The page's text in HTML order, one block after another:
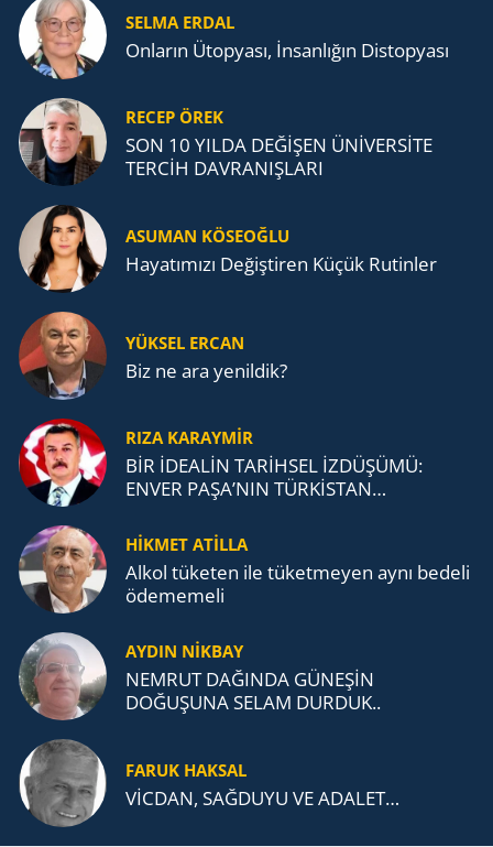
SELMA ERDAL
Onların Ütopyası, İnsanlığın Distopyası
RECEP ÖREK
SON 10 YILDA DEĞİŞEN ÜNİVERSİTE
TERCİH DAVRANIŞLARI
ASUMAN KÖSEOĞLU
Ha­ya­tı­mı­zı De­ğiş­ti­ren Küçük Ru­tin­ler
YÜKSEL ERCAN
Biz ne ara yenildik?
RIZA KARAYMIR
BİR İDEALİN TARİHSEL İZDÜŞÜMÜ:
ENVER PAŞA’NIN TÜRKİSTAN
TEŞKİLATI’NA UZANAN MİRASI
HİKMET ATİLLA
Alkol tü­ke­ten ile tü­ket­me­yen aynı be­de­li
öde­me­me­li
AYDIN NİKBAY
NEMRUT DAĞINDA GÜNEŞİN
DOĞUŞUNA SELAM DURDUK..
FARUK HAKSAL
VİCDAN, SAĞ­DU­YU VE ADA­LET…